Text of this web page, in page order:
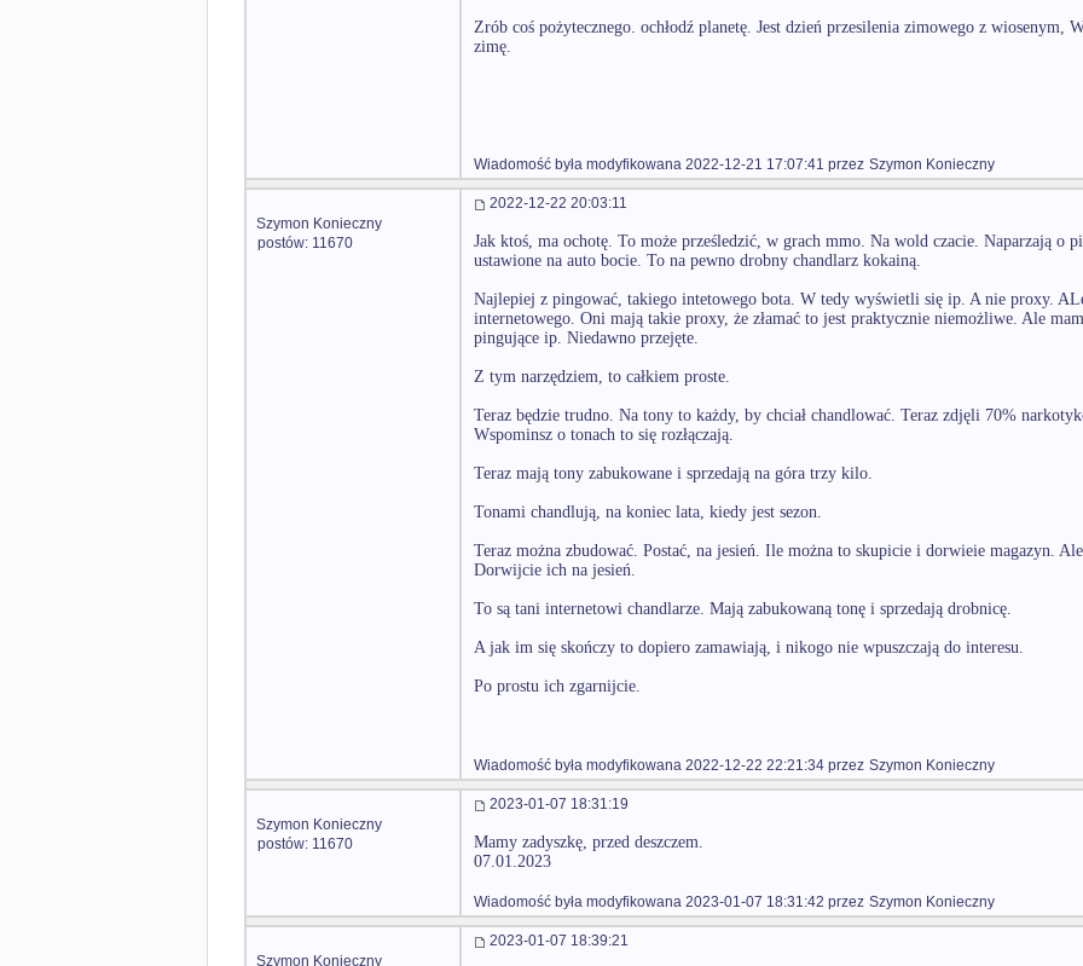
Zrób coś pożytecznego. ochłodź planetę. Jest dzień przesilenia zimowego z wiosenym,
zimę.
Wiadomość była modyfikowana 2022-12-21 17:07:41 przez Szymon Konieczny
Szymon Konieczny
postów: 11670
2022-12-22 20:03:11
Jak ktoś, ma ochotę. To może prześledzić, w grach mmo. Na wold czacie. Naparzają o
ustawione na auto bocie. To na pewno drobny chandlarz kokainą.
Najlepiej z pingować, takiego intetowego bota. W tedy wyświetli się ip. A nie proxy.
internetowego. Oni mają takie proxy, że złamać to jest praktycznie niemożliwe. Ale
pingujące ip. Niedawno przejęte.
Z tym narzędziem, to całkiem proste.
Teraz będzie trudno. Na tony to każdy, by chciał chandlować. Teraz zdjęli 70%
Wspominsz o tonach to się rozłączają.
Teraz mają tony zabukowane i sprzedają na góra trzy kilo.
Tonami chandlują, na koniec lata, kiedy jest sezon.
Teraz można zbudować. Postać, na jesień. Ile można to skupicie i dorwieie magazyn.
Dorwijcie ich na jesień.
To są tani internetowi chandlarze. Mają zabukowaną tonę i sprzedają drobnicę.
A jak im się skończy to dopiero zamawiają, i nikogo nie wpuszczają do interesu.
Po prostu ich zgarnijcie.
Wiadomość była modyfikowana 2022-12-22 22:21:34 przez Szymon Konieczny
Szymon Konieczny
postów: 11670
2023-01-07 18:31:19
Mamy zadyszkę, przed deszczem.
07.01.2023
Wiadomość była modyfikowana 2023-01-07 18:31:42 przez Szymon Konieczny
Szymon Konieczny
2023-01-07 18:39:21